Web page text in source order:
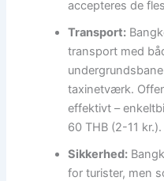
accepteres de
Transport:
transport med
taxinetværk.
effektivt –
60 THB (2-11 kr.).
Sikkerhed:
for turister, men